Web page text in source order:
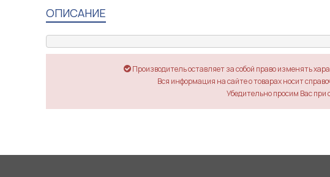
ОПИСАНИЕ
Производитель оставляет за собой право изменять
Вся информация на сайте о товарах носит
Убедительно просим Вас при